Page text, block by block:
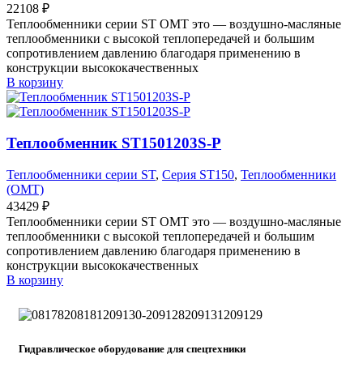
22108 ₽
Теплообменники серии ST OMT это — воздушно-масляные
теплообменники с высокой теплопередачей и большим
сопротивлением давлению благодаря применению в
конструкции высококачественных
В корзину
Теплообменник ST1501203S-P
Теплообменники серии ST, Серия ST150, Теплообменники
(OMT)
43429 ₽
Теплообменники серии ST OMT это — воздушно-масляные
теплообменники с высокой теплопередачей и большим
сопротивлением давлению благодаря применению в
конструкции высококачественных
В корзину
Гидравлическое оборудование для спецтехники